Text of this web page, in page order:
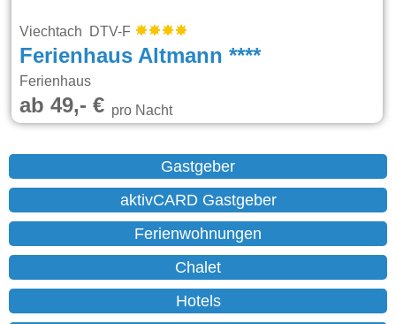
Viechtach DTV-F
Ferienhaus Altmann ****
Ferienhaus
ab 49,- €pro Nacht
Gastgeber
aktivCARD Gastgeber
Ferienwohnungen
Chalet
Hotels